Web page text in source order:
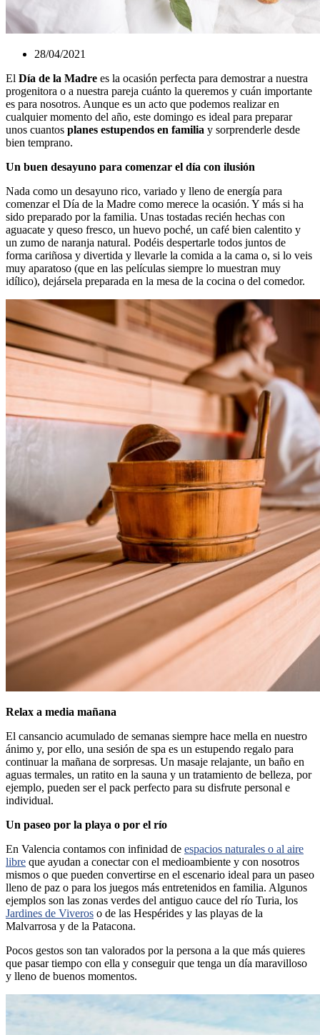
28/04/2021
El Día de la Madre es la ocasión perfecta para demostrar a nuestra
progenitora o a nuestra pareja cuánto la queremos y cuán importante
es para nosotros. Aunque es un acto que podemos realizar en
cualquier momento del año, este domingo es ideal para preparar
unos cuantos planes estupendos en familia y sorprenderle desde
bien temprano.
Un buen desayuno para comenzar el día con ilusión
Nada como un desayuno rico, variado y lleno de energía para
comenzar el Día de la Madre como merece la ocasión. Y más si ha
sido preparado por la familia. Unas tostadas recién hechas con
aguacate y queso fresco, un huevo poché, un café bien calentito y
un zumo de naranja natural. Podéis despertarle todos juntos de
forma cariñosa y divertida y llevarle la comida a la cama o, si lo veis
muy aparatoso (que en las películas siempre lo muestran muy
idílico), dejársela preparada en la mesa de la cocina o del comedor.
Relax a media mañana
El cansancio acumulado de semanas siempre hace mella en nuestro
ánimo y, por ello, una sesión de spa es un estupendo regalo para
continuar la mañana de sorpresas. Un masaje relajante, un baño en
aguas termales, un ratito en la sauna y un tratamiento de belleza, por
ejemplo, pueden ser el pack perfecto para su disfrute personal e
individual.
Un paseo por la playa o por el río
En Valencia contamos con infinidad de espacios naturales o al aire
libre que ayudan a conectar con el medioambiente y con nosotros
mismos o que pueden convertirse en el escenario ideal para un paseo
lleno de paz o para los juegos más entretenidos en familia. Algunos
ejemplos son las zonas verdes del antiguo cauce del río Turia, los
Jardines de Viveros o de las Hespérides y las playas de la
Malvarrosa y de la Patacona.
Pocos gestos son tan valorados por la persona a la que más quieres
que pasar tiempo con ella y conseguir que tenga un día maravilloso
y lleno de buenos momentos.